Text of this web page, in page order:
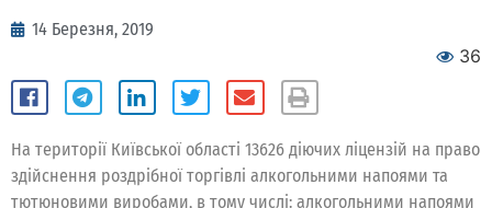
14 Березня, 2019
36
На території Київської області 13626 діючих ліцензій на право
здійснення роздрібної торгівлі алкогольними напоями та
тютюновими виробами, в тому числі: алкогольними напоями